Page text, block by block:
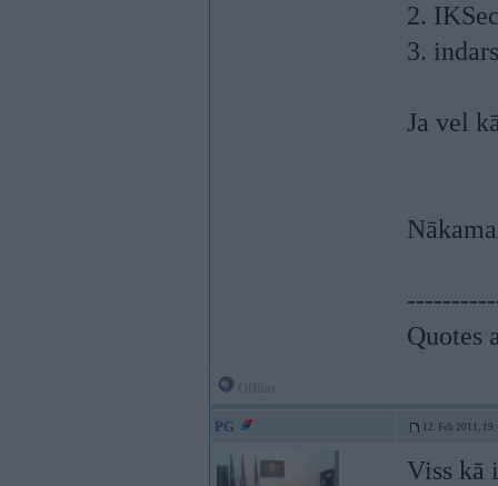
2.
3.
Ja vel
Quotes
PG 12. Feb 2011,
Viss kā